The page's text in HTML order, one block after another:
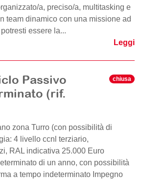
a, preciso/a, multitasking e
team dinamico con una missione ad
essere la...
Leggi
Passivo
(rif.
chiusa
zona Turro (con possibilità di
4 livello ccnl terziario,
RAL indicativa 25.000 Euro
di un anno, con possibilità
a tempo indeterminato Impegno